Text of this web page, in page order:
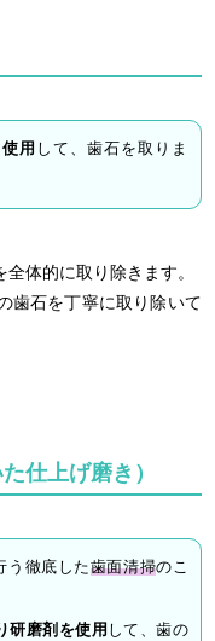
用 して、歯石を取りま
体的に取り除きます。
歯石を丁寧に取り除いて
仕上げ磨き）
う徹底した歯面清掃のこ
研磨剤を使用 して、歯の